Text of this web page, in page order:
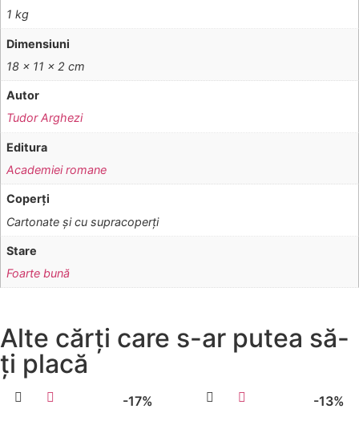
1 kg
Dimensiuni
18 × 11 × 2 cm
Autor
Tudor Arghezi
Editura
Academiei romane
Coperţi
Cartonate şi cu supracoperţi
Stare
Foarte bună
Alte cărți care s-ar putea să-
ți placă
-17% -13%